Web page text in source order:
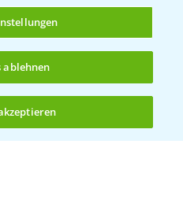
(noch 4)Datenschutzerklärung
ablehnen